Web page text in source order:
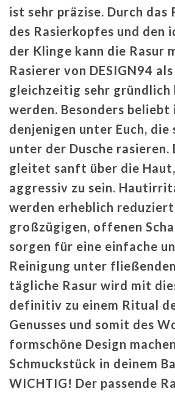
ist sehr präzise. Durch das
des Rasierkopfes und den
der Klinge kann die Rasur
Rasierer von DESIGN94
gleichzeitig sehr gründlich
werden. Besonders beliebt
denjenigen unter Euch, die
unter der Dusche rasieren.
gleitet sanft über die
aggressiv zu sein.
werden erheblich
großzügigen, offenen
sorgen für eine einfache
Reinigung unter
tägliche Rasur wird mit
definitiv zu einem Ritual
Genusses und somit des
formschöne Design
Schmuckstück in deinem
WICHTIG! Der passende